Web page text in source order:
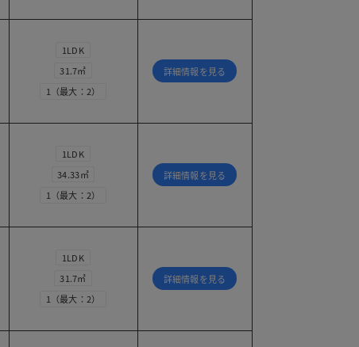
1LDK
31.7㎡
1（最大：2）
詳細情報を見る
1LDK
34.33㎡
1（最大：2）
詳細情報を見る
1LDK
31.7㎡
1（最大：2）
詳細情報を見る